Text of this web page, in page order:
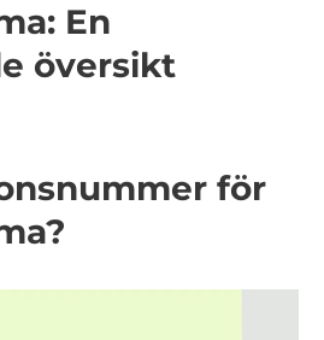
En
översikt
för